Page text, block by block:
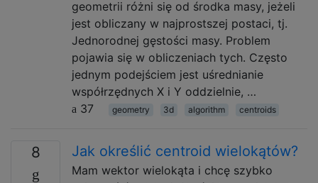
geometrii różni się od środka masy, jeżeli
jest obliczany w najprostszej postaci, tj.
Jednorodnej gęstości masy. Problem
pojawia się w obliczeniach tych. Często
jednym podejściem jest uśrednianie
współrzędnych X i Y oddzielnie, …
37
geometry 3d algorithm centroids
8 Jak określić centroid wielokątów?
Mam wektor wielokąta i chcę szybko